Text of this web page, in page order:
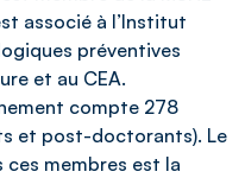
associé à l’Institut
préventives
et au CEA.
compte 278
et post-doctorants). Le
membres est la